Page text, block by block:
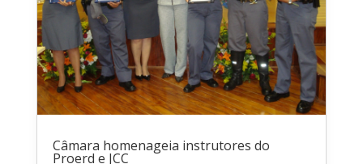
Câmara homenageia instrutores do
Proerd e JCC